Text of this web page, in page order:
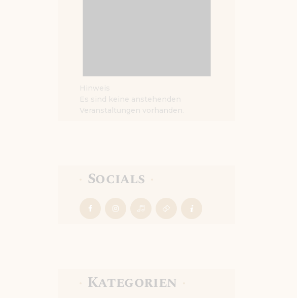
Hinweis
Es sind keine anstehenden
Veranstaltungen vorhanden.
Socials
Kategorien